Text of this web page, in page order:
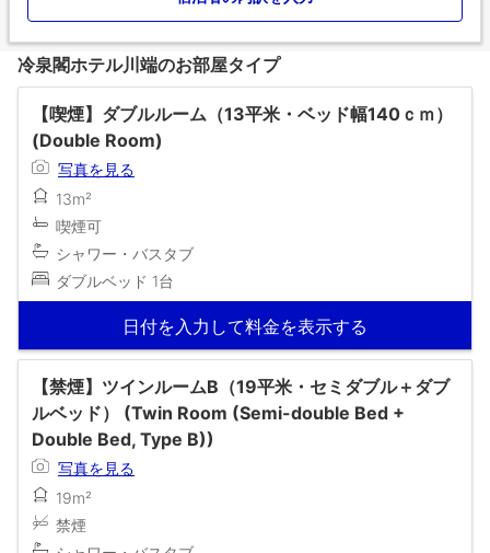
冷泉閣ホテル川端のお部屋タイプ
【喫煙】ダブルルーム（13平米・ベッド幅140ｃｍ）
(Double Room)
写真を見る
13m²
喫煙可
シャワー・バスタブ
ダブルベッド 1台
日付を入力して料金を表示する
【禁煙】ツインルームB（19平米・セミダブル＋ダブ
ルベッド） (Twin Room (Semi-double Bed +
Double Bed, Type B))
写真を見る
19m²
禁煙